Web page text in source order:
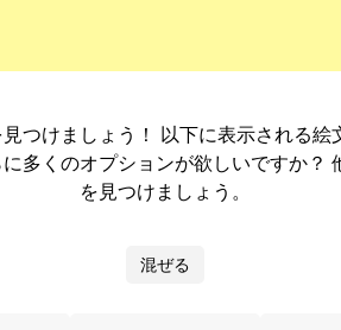
つけましょう！ 以下に表示される
多くのオプションが欲しいですか？
を見つけましょう。
混ぜる